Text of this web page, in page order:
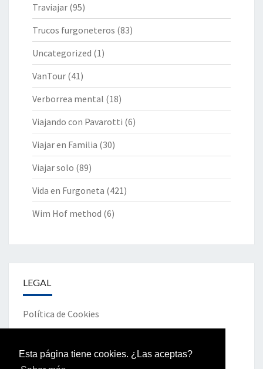
Esta página tiene cookies. ¿Las aceptas?
Traviajar (95)
Trucos furgoneteros (83)
Uncategorized (1)
VanTour (41)
Verborrea mental (18)
Viajando con Pavarotti (6)
Viajar en Familia (30)
Viajar solo (89)
Vida en Furgoneta (421)
Wim Hof method (6)
LEGAL
Política de Cookies